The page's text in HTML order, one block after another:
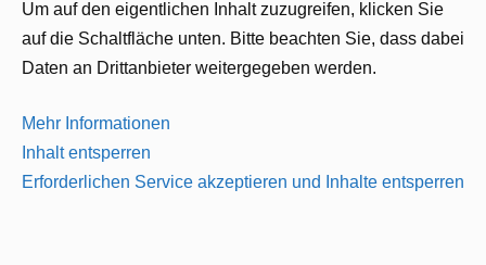
Um auf den eigentlichen Inhalt zuzugreifen, klicken Sie
auf die Schaltfläche unten. Bitte beachten Sie, dass dabei
Daten an Drittanbieter weitergegeben werden.
Mehr Informationen
Inhalt entsperren
Erforderlichen Service akzeptieren und Inhalte entsperren